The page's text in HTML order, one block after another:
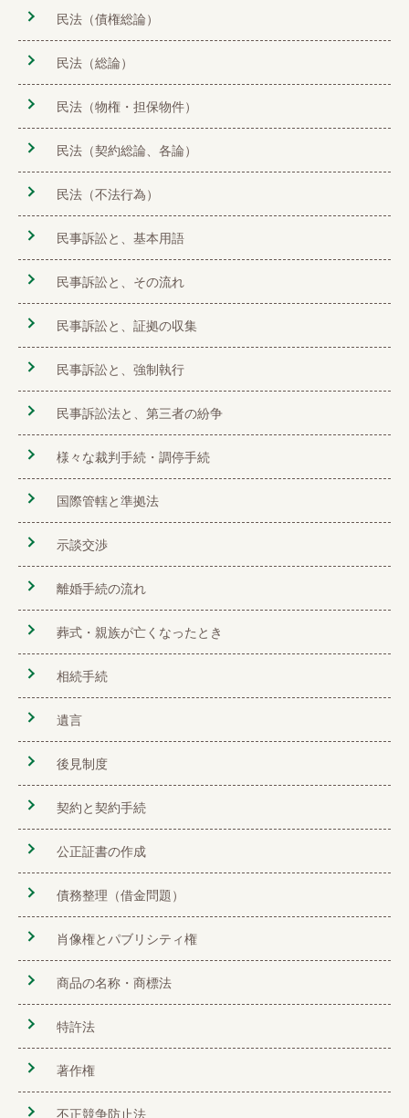
民法（債権総論）
民法（総論）
民法（物権・担保物件）
民法（契約総論、各論）
民法（不法行為）
民事訴訟と、基本用語
民事訴訟と、その流れ
民事訴訟と、証拠の収集
民事訴訟と、強制執行
民事訴訟法と、第三者の紛争
様々な裁判手続・調停手続
国際管轄と準拠法
示談交渉
離婚手続の流れ
葬式・親族が亡くなったとき
相続手続
遺言
後見制度
契約と契約手続
公正証書の作成
債務整理（借金問題）
肖像権とパブリシティ権
商品の名称・商標法
特許法
著作権
不正競争防止法